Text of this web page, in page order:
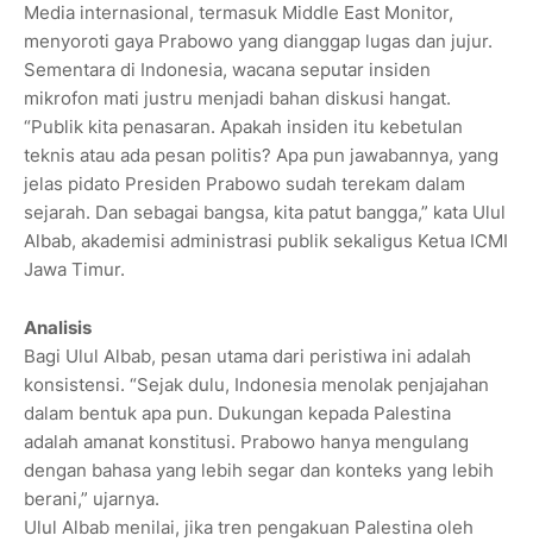
Media internasional, termasuk Middle East Monitor,
menyoroti gaya Prabowo yang dianggap lugas dan jujur.
Sementara di Indonesia, wacana seputar insiden
mikrofon mati justru menjadi bahan diskusi hangat.
“Publik kita penasaran. Apakah insiden itu kebetulan
teknis atau ada pesan politis? Apa pun jawabannya, yang
jelas pidato Presiden Prabowo sudah terekam dalam
sejarah. Dan sebagai bangsa, kita patut bangga,” kata Ulul
Albab, akademisi administrasi publik sekaligus Ketua ICMI
Jawa Timur.
Analisis
Bagi Ulul Albab, pesan utama dari peristiwa ini adalah
konsistensi. “Sejak dulu, Indonesia menolak penjajahan
dalam bentuk apa pun. Dukungan kepada Palestina
adalah amanat konstitusi. Prabowo hanya mengulang
dengan bahasa yang lebih segar dan konteks yang lebih
berani,” ujarnya.
Ulul Albab menilai, jika tren pengakuan Palestina oleh